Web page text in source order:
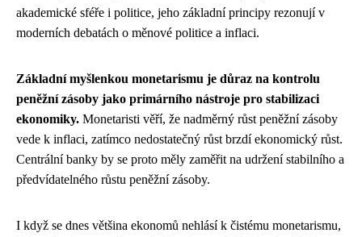
akademické sféře i politice, jeho základní principy rezonují v
moderních debatách o měnové politice a inflaci.
Základní myšlenkou monetarismu je důraz na kontrolu
peněžní zásoby jako primárního nástroje pro stabilizaci
ekonomiky. Monetaristi věří, že nadměrný růst peněžní zásoby
vede k inflaci, zatímco nedostatečný růst brzdí ekonomický růst.
Centrální banky by se proto měly zaměřit na udržení stabilního a
předvídatelného růstu peněžní zásoby.
I když se dnes většina ekonomů nehlásí k čistému monetarismu,